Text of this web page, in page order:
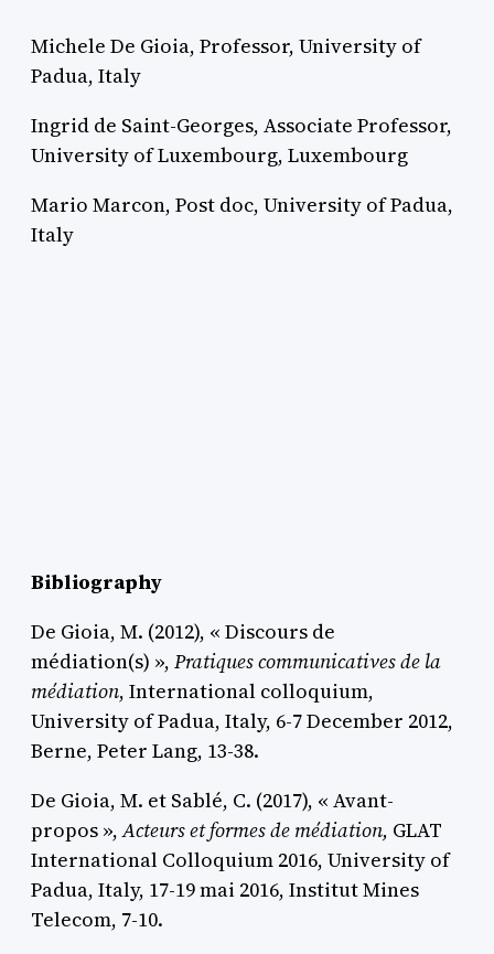
Michele De Gioia, Professor, University of
Padua, Italy
Ingrid de Saint-Georges, Associate Professor,
University of Luxembourg, Luxembourg
Mario Marcon, Post doc, University of Padua,
Italy
Bibliography
De Gioia, M. (2012), « Discours de
médiation(s) », Pratiques communicatives de la
médiation, International colloquium,
University of Padua, Italy, 6-7 December 2012,
Berne, Peter Lang, 13-38.
De Gioia, M. et Sablé, C. (2017), « Avant-
propos »,Acteurs et formes de médiation, GLAT
International Colloquium 2016, University of
Padua, Italy, 17-19 mai 2016, Institut Mines
Telecom, 7-10.